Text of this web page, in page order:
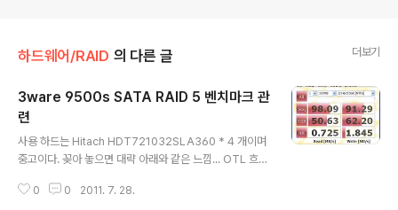
하드웨어/RAID 의 다른 글 더보기
3ware 9500s SATA RAID 5 벤치마크 관
련
사용 하드는 Hitach HDT721032SLA360 * 4 개이며
중고이다. 꽂아 놓으면 대략 아래와 같은 느낌... OTL 흐
디스크 속도는 측정해보지 않았기에 아래의 링크로 대체~
0 0 2011. 7. 28.